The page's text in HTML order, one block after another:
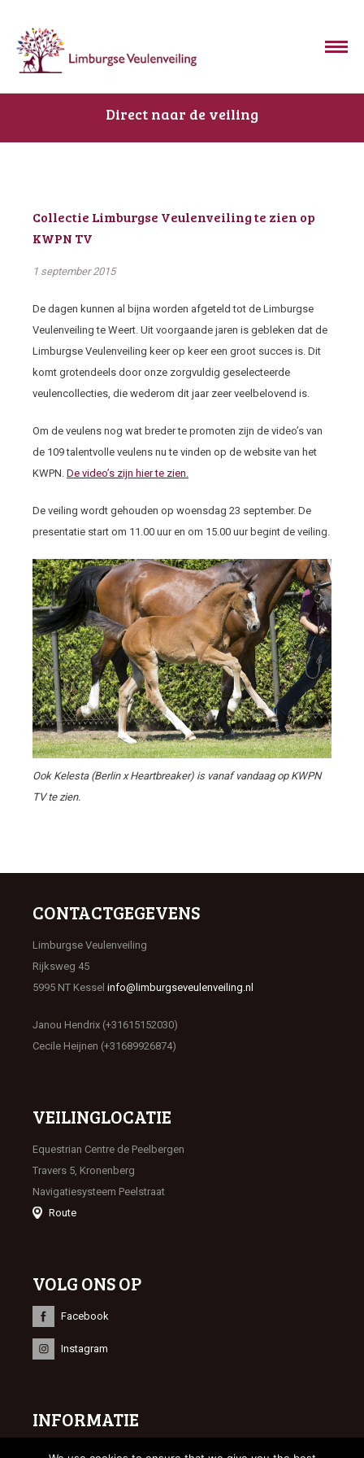
Direct naar de veiling
Collectie Limburgse Veulenveiling te zien op
KWPN TV
1 september 2015
De dagen kunnen al bijna worden afgeteld tot de Limburgse
Veulenveiling te Weert. Uit voorgaande jaren is gebleken dat de
Limburgse Veulenveiling keer op keer een groot succes is. Dit
komt grotendeels door onze zorgvuldig geselecteerde
veulencollecties, die wederom dit jaar zeer veelbelovend is.
Om de veulens nog wat breder te promoten zijn de video’s van
de 109 talentvolle veulens nu te vinden op de website van het
KWPN. De video’s zijn hier te zien.
De veiling wordt gehouden op woensdag 23 september. De
presentatie start om 11.00 uur en om 15.00 uur begint de veiling.
Ook Kelesta (Berlin x Heartbreaker) is vanaf vandaag op KWPN
TV te zien.
CONTACTGEGEVENS
Limburgse Veulenveiling
Rijksweg 45
5995 NT Kessel info@limburgseveulenveiling.nl
Janou Hendrix (+31615152030)
Cecile Heijnen (+31689926874)
VEILINGLOCATIE
Equestrian Centre de Peelbergen
Travers 5, Kronenberg
Navigatiesysteem Peelstraat
Route
VOLG ONS OP
Facebook
Instagram
INFORMATIE
© 2023 Limburgse Veulenveiling